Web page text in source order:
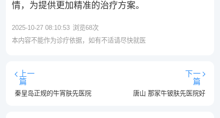
情，为提供更加精准的治疗方案。
2025-10-27 08:10:53 浏览68次
本内容不能作为诊疗依据，如有不适请尽快就医
上一
篇
秦皇岛正规的牛宵肤先医院
下一
篇
唐山 那家牛铍肤先医院好